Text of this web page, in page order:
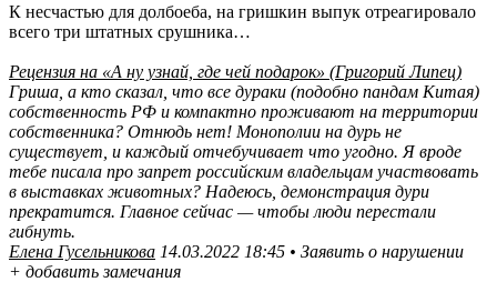
К несчастью для долбоеба, на гришкин выпук отреагировало
всего три штатных срушника…
Рецензия на «А ну узнай, где чей подарок» (Григорий Липец)
Гриша, а кто сказал, что все дураки (подобно пандам Китая)
собственность РФ и компактно проживают на территории
собственника? Отнюдь нет! Монополии на дурь не
существует, и каждый отчебучивает что угодно. Я вроде
тебе писала про запрет российским владельцам участвовать
в выставках животных? Надеюсь, демонстрация дури
прекратится. Главное сейчас — чтобы люди перестали
гибнуть.
Елена Гусельникова 14.03.2022 18:45 • Заявить о нарушении
+ добавить замечания